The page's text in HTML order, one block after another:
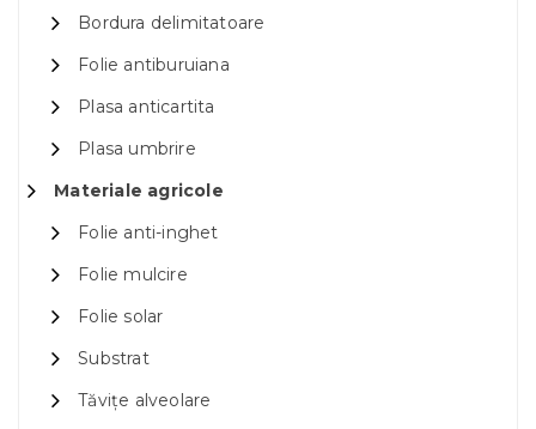
Bordura delimitatoare
Folie antiburuiana
Plasa anticartita
Plasa umbrire
Materiale agricole
Folie anti-inghet
Folie mulcire
Folie solar
Substrat
Tăvițe alveolare